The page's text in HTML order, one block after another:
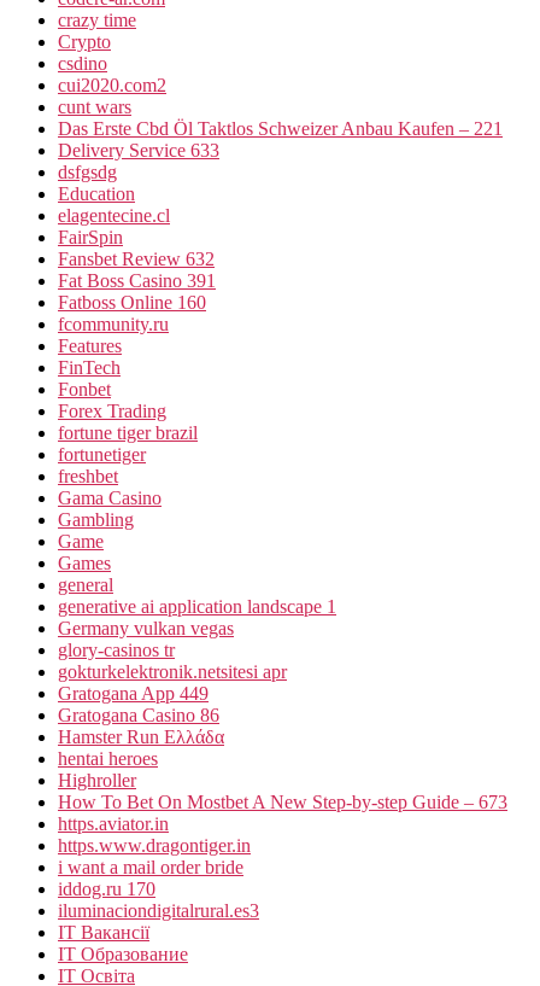
crazy time
Crypto
csdino
cui2020.com2
cunt wars
Das Erste Cbd Öl Taktlos Schweizer Anbau Kaufen – 221
Delivery Service 633
dsfgsdg
Education
elagentecine.cl
FairSpin
Fansbet Review 632
Fat Boss Casino 391
Fatboss Online 160
fcommunity.ru
Features
FinTech
Fonbet
Forex Trading
fortune tiger brazil
fortunetiger
freshbet
Gama Casino
Gambling
Game
Games
general
generative ai application landscape 1
Germany vulkan vegas
glory-casinos tr
gokturkelektronik.netsitesi apr
Gratogana App 449
Gratogana Casino 86
Hamster Run Ελλάδα
hentai heroes
Highroller
How To Bet On Mostbet A New Step-by-step Guide – 673
https.aviator.in
https.www.dragontiger.in
i want a mail order bride
iddog.ru 170
iluminaciondigitalrural.es3
IT Вакансії
IT Образование
IT Освіта